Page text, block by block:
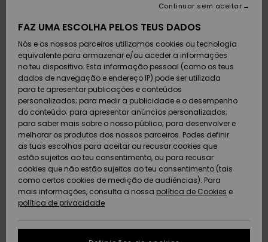
Calçado e
chinelos
Surfe/água
Snow
Artigos
recém-
chegados
Calçado e
chinelos
Surfe/água
Neve
Artigos
recém-
chegados
MULHER
chegados
Highlights
Snow
SURF
Crianças
Highlights
Community
SNOW
Artigos
Criança
Snow Shop
Feminino
Highlights
Community
DUPLA
PROMO
Criança
Outlet
Mulher
AJUDA
Devoluções
Pagamento
Cartão
presente
Quiksilver
Freedom
Protecção de
dados
Guia de
tamanhos
SUSTAINABILITY
FAZ UMA ESCOLHA PELOS TEUS DADOS
Nós e os nossos parceiros utilizamos cookies ou tecnologia
equivalente para armazenar e/ou aceder a informações
no teu dispositivo. Esta informação pessoal (como os teus
dados de navegação e endereço IP) pode ser utilizada
para te apresentar publicações e conteúdos
personalizados; para medir a publicidade e o desempenho
do conteúdo; para apresentar anúncios personalizados;
para saber mais sobre o nosso público; para desenvolver e
melhorar os produtos dos nossos parceiros. Podes definir
as tuas escolhas para aceitar ou recusar cookies que
estão sujeitos ao teu consentimento, ou para recusar
cookies que não estão sujeitos ao teu consentimento (tais
como certos cookies de medição de audiências). Para
mais informações, consulta a nossa política de Cookies e
política de privacidade
Continuar sem aceitar